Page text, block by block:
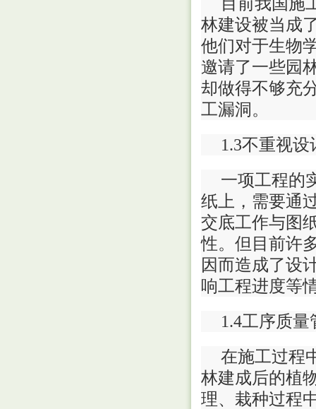
林建设被当成
他们对于生物
邀请了一些园
却做得不够充
工漏洞。
1.3不重视
一项工程的
纸上，需要通
交底工作与图
性。但目前许
因而造成了设
响工程进度等
1.4工序质
在施工过程
林建成后的植
理、栽种过程